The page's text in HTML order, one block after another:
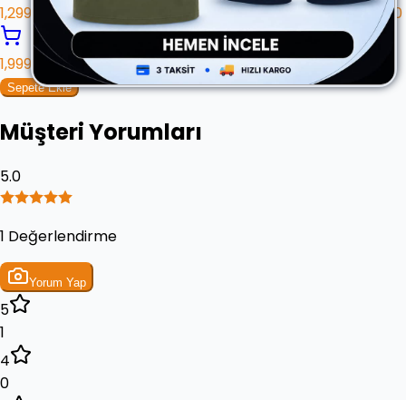
1,299.90 ₺
1,999.90 ₺
Sepete Ekle
Müşteri Yorumları
5.0
1 Değerlendirme
Yorum Yap
5
1
4
0